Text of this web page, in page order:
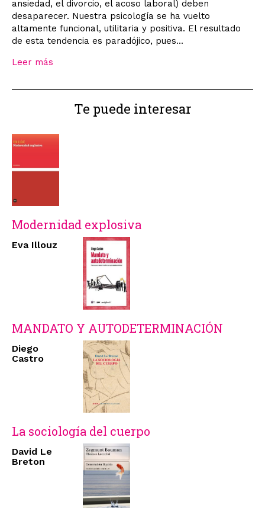
ansiedad, el divorcio, el acoso laboral) deben
desaparecer. Nuestra psicología se ha vuelto
altamente funcional, utilitaria y positiva. El resultado
de esta tendencia es paradójico, pues...
Leer más
Te puede interesar
Modernidad explosiva
Eva Illouz
MANDATO Y AUTODETERMINACIÓN
Diego
Castro
La sociología del cuerpo
David Le
Breton